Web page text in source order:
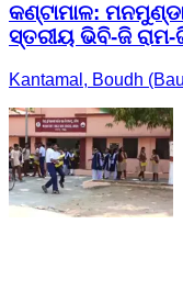
କଣ୍ଟାମାଳ:
ସ୍ତରୀୟ ଭିବି-ଜି ରାମ-ଜି
Kantamal, Boudh